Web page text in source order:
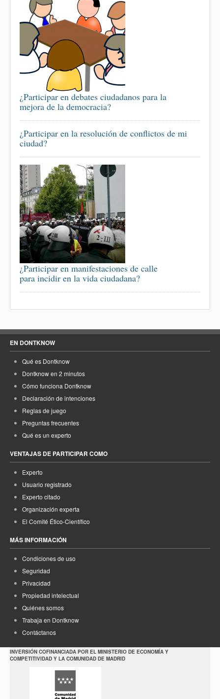
¿Participar en debates ciudadanos para la
mejora de la democracia?
¿Participar en la resolución de conflictos de mi
ciudad?
¿Participar en manifestaciones de calle
para incidir en la vida ciudadana?
EN DONTKNOW
Qué es Dontknow
Dontknow en 2 minutos
Cómo funciona Dontknow
Declaración de intenciones
Reglas de juego
Preguntas frecuentes
Qué es un experto
VENTAJAS DE PARTICIPAR COMO
Experto
Usuario registrado
Experto citado
Organización experta
El Comité Ético-Científico
MÁS INFORMACIÓN
Condiciones de uso
Seguridad
Privacidad
Propiedad intelectual
Quiénes somos
Trabaja en Dontknow
Contáctanos
INVERSIÓN COFINANCIADA POR EL MINISTERIO DE ECONOMÍA Y
COMPETITIVIDAD Y LA COMUNIDAD DE MADRID